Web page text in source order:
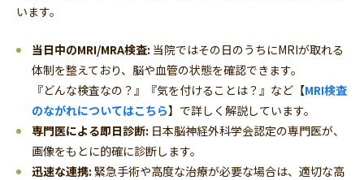
います。
当日中のMRI/MRA検査: 当院ではその日のうちにMRIが取れる
体制を整えており、脳や血管の状態を確認できます。
『どんな検査なの？』『気を付けることは？』など【MRI検査
のながれについてはこちら】で詳しく解説しています。
専門医による即日診断: 日本脳神経外科学会認定の専門医が、
画像をもとに的確に診断します。
迅速な連携: 緊急手術や高度な治療が必要な場合は、適切な高